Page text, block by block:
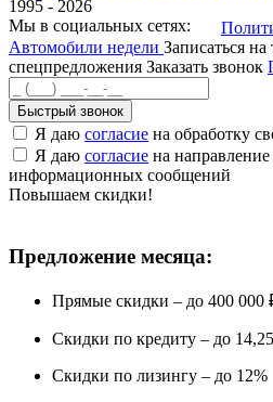
1995 - 2026
Мы в социальных сетях:
Автомобили недели Записаться на
спецпредложения Заказать звонок
Быстрый звонок
Я даю согласие на обработку
Я даю согласие на
информационных сообщений
Повышаем скидки!
Предложение месяца:
Прямые скидки – до 400 000
Скидки по кредиту – до
Скидки по лизингу – до 12%